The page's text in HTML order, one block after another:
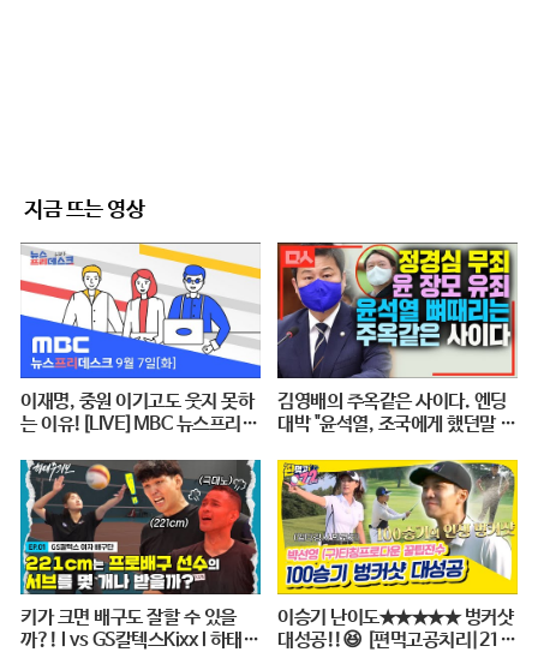
지금 뜨는 영상
이재명, 중원 이기고도 웃지 못하
는 이유![LIVE]MBC 뉴스프리데
김영배의 주옥같은 사이다. 엔딩
대박 "윤석열, 조국에게 했던말 그
키가 크면 배구도 잘할 수 있을
까?! l vs GS칼텍스Kixx l 하태주
이승기 난이도★★★★★ 벙커샷
대성공!!😆 [편먹고공치리|210